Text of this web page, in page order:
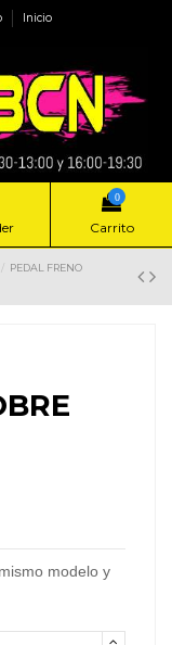
Inicio
0
Carrito
PEDAL FRENO
modelo y